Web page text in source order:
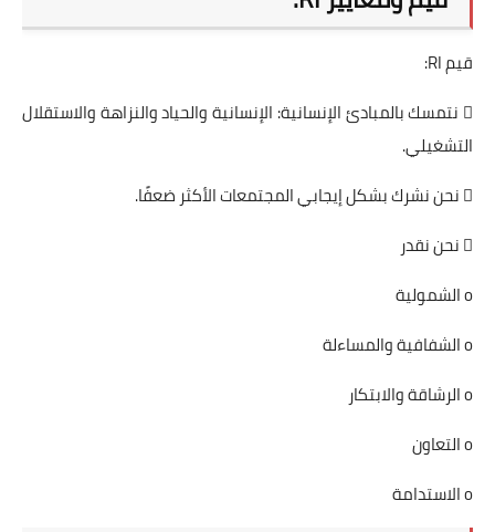
قيم RI:
 نتمسك بالمبادئ الإنسانية: الإنسانية والحياد والنزاهة والاستقلال
التشغيلي.
 نحن نشرك بشكل إيجابي المجتمعات الأكثر ضعفًا.
 نحن نقدر
o الشمولية
o الشفافية والمساءلة
o الرشاقة والابتكار
o التعاون
o الاستدامة